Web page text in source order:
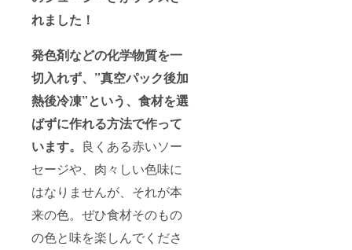
れました！
発色剤などの化学物質を一
切入れず、”真空パック後加
熱後冷凍”という、食材を選
ばずに作れる方法で作って
います。 良くある赤いソー
セージや、肉々しい色味に
はなりませんが、それが本
来の色。ぜひ食材そのもの
の色と味を楽しんでくださ